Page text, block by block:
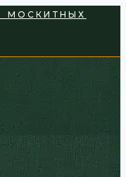
МОСКИТНЫХ